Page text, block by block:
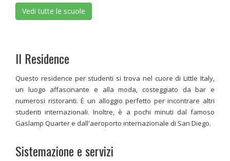
Vedi tutte le scuole
Il Residence
Questo residence per studenti si trova nel cuore di Little Italy,
un luogo affascinante e alla moda, costeggiato da bar e
numerosi ristoranti. È un alloggio perfetto per incontrare altri
studenti internazionali. Inoltre, è a pochi minuti dal famoso
Gaslamp Quarter e dall'aeroporto internazionale di San Diego.
Sistemazione e servizi